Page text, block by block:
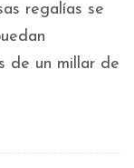
regalías se
de un millar de